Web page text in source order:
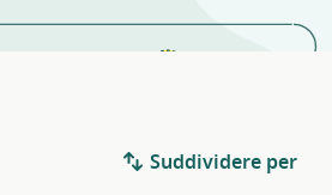
Suddividere per